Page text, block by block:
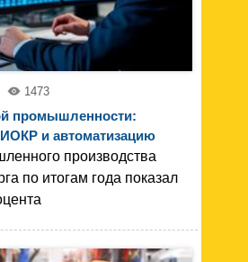
1473
промышленности:
и автоматизацию
производства
по итогам года показал